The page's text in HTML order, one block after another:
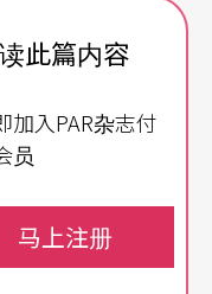
众在一场表演中，
。
经营的思维与做
目前中国政府大
此篇内容
加入PAR杂志付
员
马上注册